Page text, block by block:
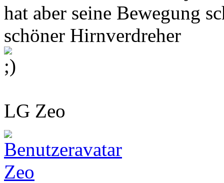
hat aber seine Bewegung
schöner Hirnverdreher
LG Zeo
Zeo